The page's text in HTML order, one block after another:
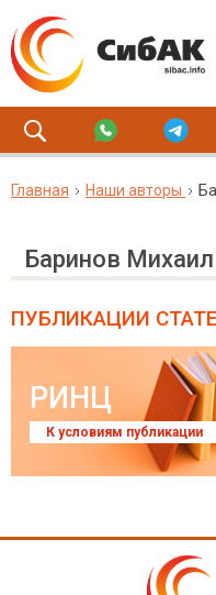
Главная Наши авторы
Баринов
ПУБЛИКАЦИИ
РИНЦ
К условиям публикации